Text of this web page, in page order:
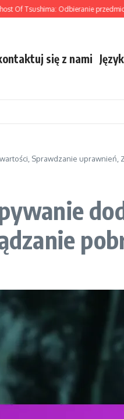
Odbieranie przedmiotów
się z nami Język
Sprawdzanie uprawnień,